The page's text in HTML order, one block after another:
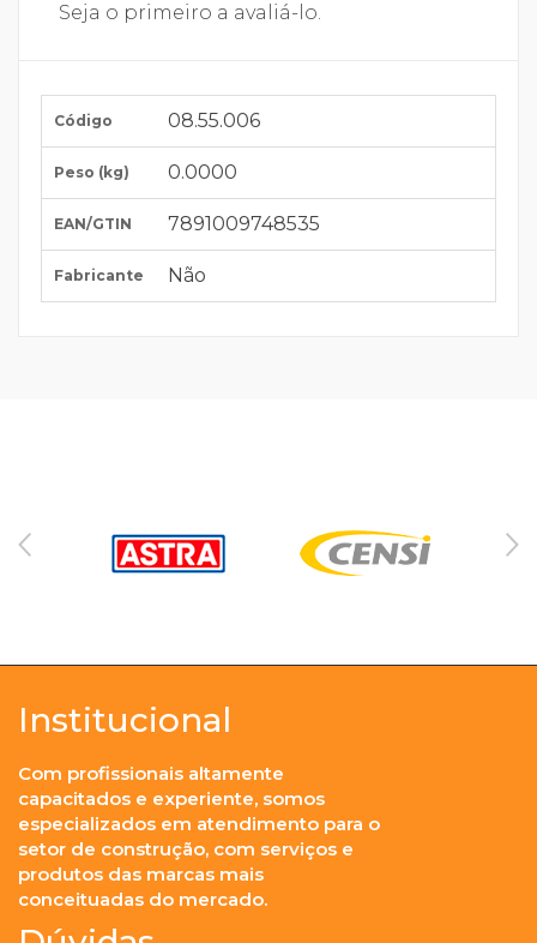
Seja o primeiro a avaliá-lo.
Código 08.55.006
Peso (kg) 0.0000
EAN/GTIN 7891009748535
Fabricante Não
Institucional
Com profissionais altamente
capacitados e experiente, somos
especializados em atendimento para o
setor de construção, com serviços e
produtos das marcas mais
conceituadas do mercado.